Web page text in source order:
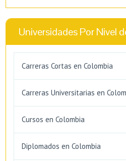
Universidades Por Nivel
Carreras Cortas en Colombia
Carreras Universitarias en
Cursos en Colombia
Diplomados en Colombia